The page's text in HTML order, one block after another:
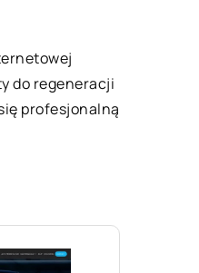
do regeneracji
profesjonalną